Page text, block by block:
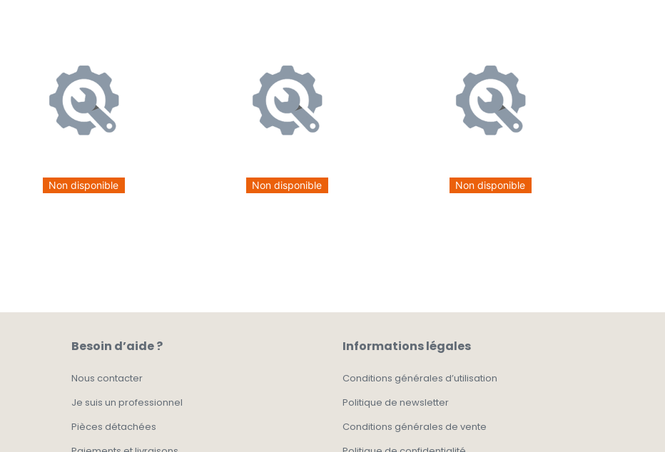
Non disponible Non disponible Non disponible
Besoin d’aide ?
Nous contacter
Je suis un professionnel
Pièces détachées
Informations légales
Conditions générales d’utilisation
Politique de newsletter
Conditions générales de vente